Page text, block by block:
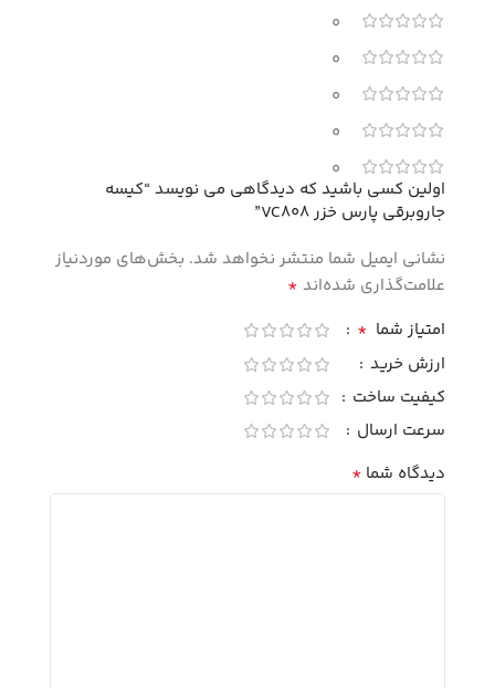
0
0
0
0
0
اولین کسی باشید که دیدگاهی می نویسد “کیسه
جاروبرقی پارس خزر VC808”
نشانی ایمیل شما منتشر نخواهد شد. بخش‌های موردنیاز
علامت‌گذاری شده‌اند *
امتیاز شما *
ارزش خرید
کیفیت ساخت
سرعت ارسال
دیدگاه شما *